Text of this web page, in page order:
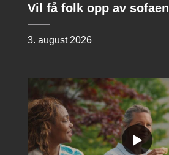
Vil få folk opp av sofaen
3. august 2026